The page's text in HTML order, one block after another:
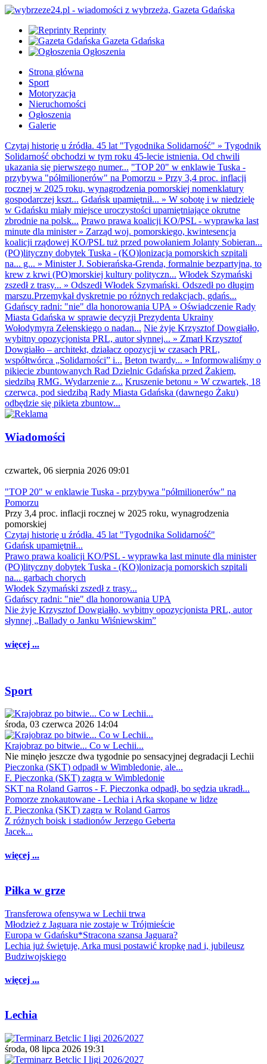
Reprinty
Gazeta Gdańska
Ogłoszenia
Strona główna
Sport
Motoryzacja
Nieruchomości
Ogłoszenia
Galerie
Czytaj historię u źródła. 45 lat "Tygodnika Solidarność" » Tygodnik
Solidarność obchodzi w tym roku 45-lecie istnienia. Od chwili
ukazania się pierwszego numer... "TOP 20" w enklawie Tuska -
przybywa "półmilionerów" na Pomorzu » Przy 3,4 proc. inflacji
rocznej w 2025 roku, wynagrodzenia pomorskiej nomenklatury
gospodarczej kszt... Gdańsk upamiętnił... » W sobotę i w niedzielę
w Gdańsku miały miejsce uroczystości upamiętniające okrutne
zbrodnie na polsk... Prawo prawa koalicji KO/PSL - wyprawka last
minute dla minister» Zarząd woj. pomorskiego, kwintesencja
koalicji rządowej KO/PSL tuż przed powołaniem Jolanty Sobieran...
(PO)lityczny dobytek Tuska - (KO)lonizacja pomorskich szpitali
na... g... » Minister J. Sobierańska-Grenda, formalnie bezpartyjna, to
krew z krwi (PO)morskiej kultury polityczn... Włodek Szymański
zszedł z trasy... » Odszedł Włodek Szymański. Odszedł po długim
marszu.Przemykał dyskretnie po różnych redakcjach, gdańs...
Gdańscy radni: "nie" dla honorowania UPA » Oświadczenie Rady
Miasta Gdańska w sprawie decyzji Prezydenta Ukrainy
Wołodymyra Zełenskiego o nadan... Nie żyje Krzysztof Dowgiałło,
wybitny opozycjonista PRL, autor słynnej... » Zmarł Krzysztof
Dowgiałło – architekt, działacz opozycji w czasach PRL,
współtwórca „Solidarności” i... Beton twardy... » Informowaliśmy o
pikiecie zbuntowanych Rad Dzielnic Gdańska przed Żakiem,
siedzibą RMG. Wydarzenie z... Kruszenie betonu » W czwartek, 18
czerwca, pod siedzibą Rady Miasta Gdańska (dawnego Żaku)
odbędzie się pikieta zbuntow...
Wiadomości
czwartek, 06 sierpnia 2026 09:01
"TOP 20" w enklawie Tuska - przybywa "półmilionerów" na
Pomorzu
Przy 3,4 proc. inflacji rocznej w 2025 roku, wynagrodzenia
pomorskiej
Czytaj historię u źródła. 45 lat "Tygodnika Solidarność"
Gdańsk upamiętnił...
Prawo prawa koalicji KO/PSL - wyprawka last minute dla minister
(PO)lityczny dobytek Tuska - (KO)lonizacja pomorskich szpitali
na... garbach chorych
Włodek Szymański zszedł z trasy...
Gdańscy radni: "nie" dla honorowania UPA
Nie żyje Krzysztof Dowgiałło, wybitny opozycjonista PRL, autor
słynnej „Ballady o Janku Wiśniewskim”
więcej ...
Sport
środa, 03 czerwca 2026 14:04
Krajobraz po bitwie... Co w Lechii...
Nie minęło jeszcze dwa tygodnie po sensacyjnej degradacji Lechii
Pieczonka (SKT) odpadł w Wimbledonie, ale...
F. Pieczonka (SKT) zagra w Wimbledonie
SKT na Roland Garros - F. Pieczonka odpadł, bo sędzia ukradł...
Pomorze znokautowane - Lechia i Arka skopane w lidze
F. Pieczonka (SKT) zagra w Roland Garros
Z różnych boisk i stadionów Jerzego Geberta
Jacek...
więcej ...
Piłka w grze
Transferowa ofensywa w Lechii trwa
Młodzież z Jaguara nie zostaje w Trójmieście
Europa w Gdańsku*Stracona szansa Jaguara?
Lechia już świętuje, Arka musi postawić kropkę nad i, jubileusz
Budziwojskiego
więcej ...
Lechia
środa, 08 lipca 2026 19:31